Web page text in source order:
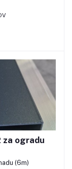
ogradu
(6m)